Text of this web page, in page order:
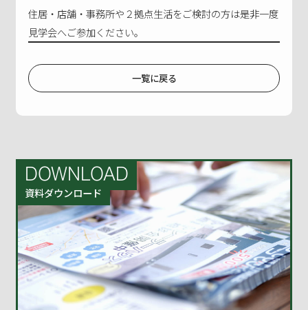
住居・店舗・事務所や２拠点生活をご検討の方は是非一度
見学会へご参加ください。
一覧に戻る
DOWNLOAD
資料ダウンロード